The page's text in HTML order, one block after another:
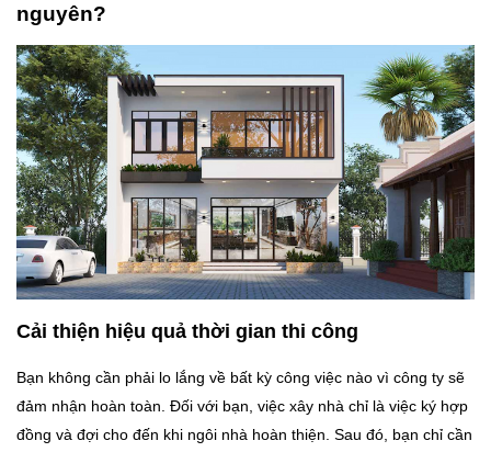
nguyên?
Cải thiện hiệu quả thời gian thi công
Bạn không cần phải lo lắng về bất kỳ công việc nào vì công ty sẽ
đảm nhận hoàn toàn. Đối với bạn, việc xây nhà chỉ là việc ký hợp
đồng và đợi cho đến khi ngôi nhà hoàn thiện. Sau đó, bạn chỉ cần